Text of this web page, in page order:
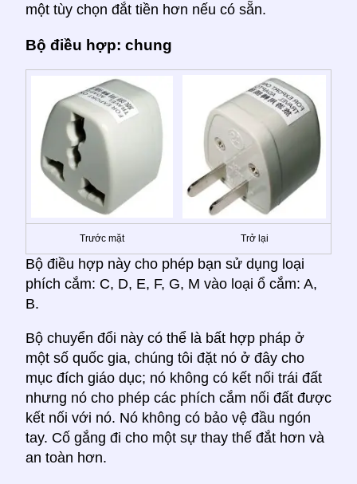
một tùy chọn đắt tiền hơn nếu có sẵn.
Bộ điều hợp: chung
Trước mặt Trở lại
Bộ điều hợp này cho phép bạn sử dụng loại
phích cắm: C, D, E, F, G, M vào loại ổ cắm: A,
B.
Bộ chuyển đổi này có thể là bất hợp pháp ở
một số quốc gia, chúng tôi đặt nó ở đây cho
mục đích giáo dục; nó không có kết nối trái đất
nhưng nó cho phép các phích cắm nối đất được
kết nối với nó. Nó không có bảo vệ đầu ngón
tay. Cố gắng đi cho một sự thay thế đắt hơn và
an toàn hơn.